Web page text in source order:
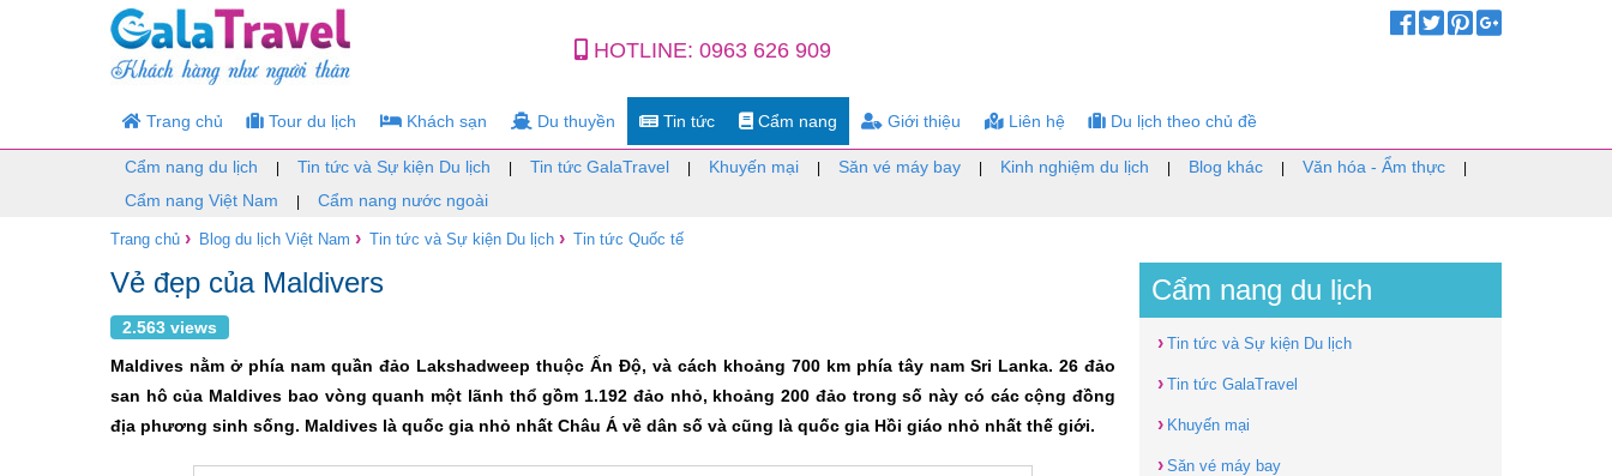
HOTLINE: 0963 626 909
Trang chủ Tour du lịch Khách sạn Du thuyền Tin tức Cẩm nang Giới thiệu Liên hệ Du lịch theo chủ đề
Cẩm nang du lịch Tin tức và Sự kiện Du lịch Tin tức GalaTravel Khuyến mại Săn vé máy bay Kinh nghiệm du lịch Blog khác Văn hóa - Ẩm thực
Cẩm nang Việt Nam Cẩm nang nước ngoài
Trang chủ › Blog du lịch Việt Nam › Tin tức và Sự kiện Du lịch › Tin tức Quốc tế
Vẻ đẹp của Maldivers
2.563 views
Maldives nằm ở phía nam quần đảo Lakshadweep thuộc Ấn Độ, và cách khoảng 700 km phía tây nam Sri Lanka. 26 đảo
san hô của Maldives bao vòng quanh một lãnh thổ gồm 1.192 đảo nhỏ, khoảng 200 đảo trong số này có các cộng đồng
địa phương sinh sống. Maldives là quốc gia nhỏ nhất Châu Á về dân số và cũng là quốc gia Hồi giáo nhỏ nhất thế giới.
Cẩm nang du lịch
› Tin tức và Sự kiện Du lịch
› Tin tức GalaTravel
› Khuyến mại
› Săn vé máy bay